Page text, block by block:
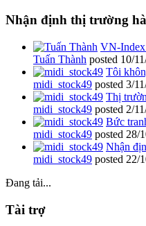
Nhận định thị trường
VN-Index
Tuấn Thành posted 10/
Tôi
midi_stock49 posted 3/
Thị
midi_stock49 posted 2/
Bức
midi_stock49 posted 28/
Nhận
midi_stock49 posted 22/
Đang tải...
Tài trợ